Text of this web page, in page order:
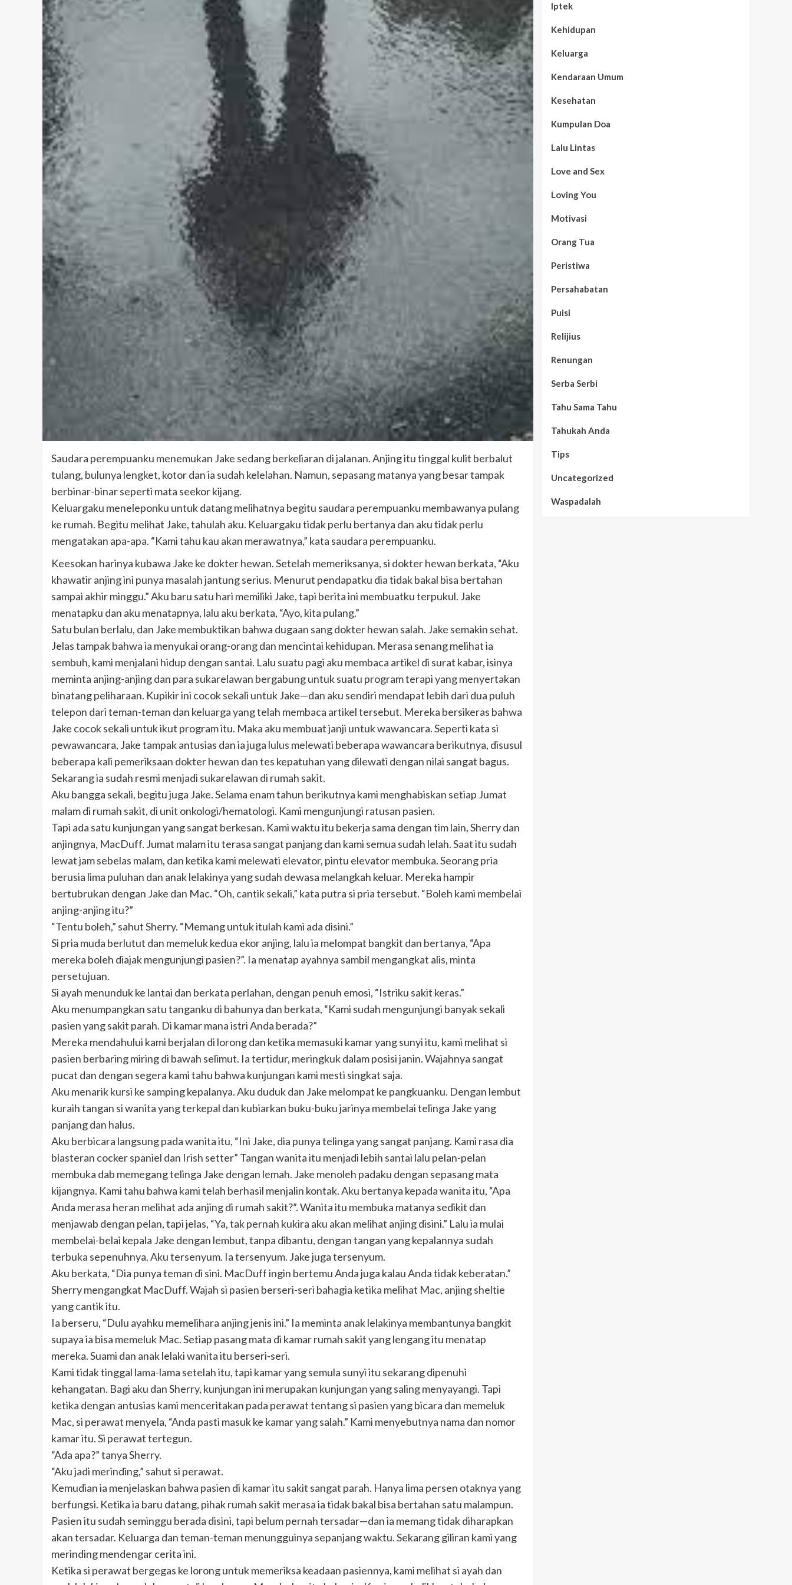
Saudara perempuanku menemukan Jake sedang berkeliaran di jalanan. Anjing itu tinggal kulit berbalut
tulang, bulunya lengket, kotor dan ia sudah kelelahan. Namun, sepasang matanya yang besar tampak
berbinar-binar seperti mata seekor kijang.
Keluargaku meneleponku untuk datang melihatnya begitu saudara perempuanku membawanya pulang
ke rumah. Begitu melihat Jake, tahulah aku. Keluargaku tidak perlu bertanya dan aku tidak perlu
mengatakan apa-apa. “Kami tahu kau akan merawatnya,” kata saudara perempuanku.
Keesokan harinya kubawa Jake ke dokter hewan. Setelah memeriksanya, si dokter hewan berkata, “Aku
khawatir anjing ini punya masalah jantung serius. Menurut pendapatku dia tidak bakal bisa bertahan
sampai akhir minggu.” Aku baru satu hari memiliki Jake, tapi berita ini membuatku terpukul. Jake
menatapku dan aku menatapnya, lalu aku berkata, “Ayo, kita pulang.”
Satu bulan berlalu, dan Jake membuktikan bahwa dugaan sang dokter hewan salah. Jake semakin sehat.
Jelas tampak bahwa ia menyukai orang-orang dan mencintai kehidupan. Merasa senang melihat ia
sembuh, kami menjalani hidup dengan santai. Lalu suatu pagi aku membaca artikel di surat kabar, isinya
meminta anjing-anjing dan para sukarelawan bergabung untuk suatu program terapi yang menyertakan
binatang peliharaan. Kupikir ini cocok sekali untuk Jake—dan aku sendiri mendapat lebih dari dua puluh
telepon dari teman-teman dan keluarga yang telah membaca artikel tersebut. Mereka bersikeras bahwa
Jake cocok sekali untuk ikut program itu. Maka aku membuat janji untuk wawancara. Seperti kata si
pewawancara, Jake tampak antusias dan ia juga lulus melewati beberapa wawancara berikutnya, disusul
beberapa kali pemeriksaan dokter hewan dan tes kepatuhan yang dilewati dengan nilai sangat bagus.
Sekarang ia sudah resmi menjadi sukarelawan di rumah sakit.
Aku bangga sekali, begitu juga Jake. Selama enam tahun berikutnya kami menghabiskan setiap Jumat
malam di rumah sakit, di unit onkologi/hematologi. Kami mengunjungi ratusan pasien.
Tapi ada satu kunjungan yang sangat berkesan. Kami waktu itu bekerja sama dengan tim lain, Sherry dan
anjingnya, MacDuff. Jumat malam itu terasa sangat panjang dan kami semua sudah lelah. Saat itu sudah
lewat jam sebelas malam, dan ketika kami melewati elevator, pintu elevator membuka. Seorang pria
berusia lima puluhan dan anak lelakinya yang sudah dewasa melangkah keluar. Mereka hampir
bertubrukan dengan Jake dan Mac. “Oh, cantik sekali,” kata putra si pria tersebut. “Boleh kami membelai
anjing-anjing itu?”
“Tentu boleh,” sahut Sherry. “Memang untuk itulah kami ada disini.”
Si pria muda berlutut dan memeluk kedua ekor anjing, lalu ia melompat bangkit dan bertanya, “Apa
mereka boleh diajak mengunjungi pasien?”. Ia menatap ayahnya sambil mengangkat alis, minta
persetujuan.
Si ayah menunduk ke lantai dan berkata perlahan, dengan penuh emosi, “Istriku sakit keras.”
Aku menumpangkan satu tanganku di bahunya dan berkata, “Kami sudah mengunjungi banyak sekali
pasien yang sakit parah. Di kamar mana istri Anda berada?”
Mereka mendahului kami berjalan di lorong dan ketika memasuki kamar yang sunyi itu, kami melihat si
pasien berbaring miring di bawah selimut. Ia tertidur, meringkuk dalam posisi janin. Wajahnya sangat
pucat dan dengan segera kami tahu bahwa kunjungan kami mesti singkat saja.
Aku menarik kursi ke samping kepalanya. Aku duduk dan Jake melompat ke pangkuanku. Dengan lembut
kuraih tangan si wanita yang terkepal dan kubiarkan buku-buku jarinya membelai telinga Jake yang
panjang dan halus.
Aku berbicara langsung pada wanita itu, “Ini Jake, dia punya telinga yang sangat panjang. Kami rasa dia
blasteran cocker spaniel dan Irish setter” Tangan wanita itu menjadi lebih santai lalu pelan-pelan
membuka dab memegang telinga Jake dengan lemah. Jake menoleh padaku dengan sepasang mata
kijangnya. Kami tahu bahwa kami telah berhasil menjalin kontak. Aku bertanya kepada wanita itu, “Apa
Anda merasa heran melihat ada anjing di rumah sakit?”. Wanita itu membuka matanya sedikit dan
menjawab dengan pelan, tapi jelas, “Ya, tak pernah kukira aku akan melihat anjing disini.” Lalu ia mulai
membelai-belai kepala Jake dengan lembut, tanpa dibantu, dengan tangan yang kepalannya sudah
terbuka sepenuhnya. Aku tersenyum. Ia tersenyum. Jake juga tersenyum.
Aku berkata, “Dia punya teman di sini. MacDuff ingin bertemu Anda juga kalau Anda tidak keberatan.”
Sherry mengangkat MacDuff. Wajah si pasien berseri-seri bahagia ketika melihat Mac, anjing sheltie
yang cantik itu.
Ia berseru, “Dulu ayahku memelihara anjing jenis ini.” Ia meminta anak lelakinya membantunya bangkit
supaya ia bisa memeluk Mac. Setiap pasang mata di kamar rumah sakit yang lengang itu menatap
mereka. Suami dan anak lelaki wanita itu berseri-seri.
Kami tidak tinggal lama-lama setelah itu, tapi kamar yang semula sunyi itu sekarang dipenuhi
kehangatan. Bagi aku dan Sherry, kunjungan ini merupakan kunjungan yang saling menyayangi. Tapi
ketika dengan antusias kami menceritakan pada perawat tentang si pasien yang bicara dan memeluk
Mac, si perawat menyela, “Anda pasti masuk ke kamar yang salah.” Kami menyebutnya nama dan nomor
kamar itu. Si perawat tertegun.
“Ada apa?” tanya Sherry.
“Aku jadi merinding,” sahut si perawat.
Kemudian ia menjelaskan bahwa pasien di kamar itu sakit sangat parah. Hanya lima persen otaknya yang
berfungsi. Ketika ia baru datang, pihak rumah sakit merasa ia tidak bakal bisa bertahan satu malampun.
Pasien itu sudah seminggu berada disini, tapi belum pernah tersadar—dan ia memang tidak diharapkan
akan tersadar. Keluarga dan teman-teman menungguinya sepanjang waktu. Sekarang giliran kami yang
merinding mendengar cerita ini.
Ketika si perawat bergegas ke lorong untuk memeriksa keadaan pasiennya, kami melihat si ayah dan
Iptek
Kehidupan
Keluarga
Kendaraan Umum
Kesehatan
Kumpulan Doa
Lalu Lintas
Love and Sex
Loving You
Motivasi
Orang Tua
Peristiwa
Persahabatan
Puisi
Relijius
Renungan
Serba Serbi
Tahu Sama Tahu
Tahukah Anda
Tips
Uncategorized
Waspadalah